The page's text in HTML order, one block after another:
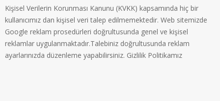
Kişisel Verilerin Korunması Kanunu (KVKK) kapsamında hiç bir
kullanıcımız dan kişisel veri talep edilmemektedir. Web sitemizde
Google reklam prosedürleri doğrultusunda genel ve kişisel
reklamlar uygulanmaktadır.Talebiniz doğrultusunda reklam
ayarlarınızda düzenleme yapabilirsiniz. Gizlilik Politikamız